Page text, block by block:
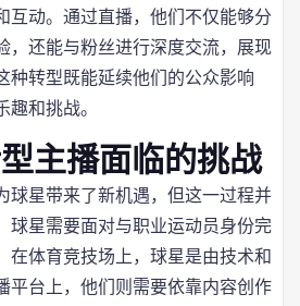
互动。通过直播，他们不仅能够分
，还能与粉丝进行深度交流，展现
种转型既能延续他们的公众影响
和挑战。
主播面临的挑战
球星带来了新机遇，但这一过程并
球星需要面对与职业运动员身份完
在体育竞技场上，球星是由技术和
平台上，他们则需要依靠内容创作